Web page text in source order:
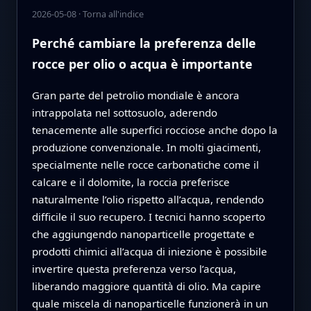
2026-05-08·Torna all'indice
Perché cambia­re la preferenza delle
rocce per olio o acqua è importante
Gran parte del petrolio mondiale è ancora
intrappolata nel sottosuolo, aderendo
tenacemente alle superfici rocciose anche dopo la
produzione convenzionale. In molti giacimenti,
specialmente nelle rocce carbonatiche come il
calcare e il dolomite, la roccia preferisce
naturalmente l’olio rispetto all’acqua, rendendo
difficile il suo recupero. I tecnici hanno scoperto
che aggiungendo nanoparticelle progettate e
prodotti chimici all’acqua di iniezione è possibile
invertire questa preferenza verso l’acqua,
liberando maggiore quantità di olio. Ma capire
quale miscela di nanoparticelle funzionerà in un